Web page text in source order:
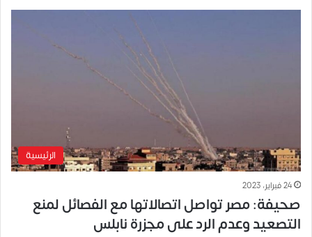
الرئيسية
24 فبراير، 2023
صحيفة: مصر تواصل اتصالاتها مع الفصائل لمنع
التصعيد وعدم الرد على مجزرة نابلس